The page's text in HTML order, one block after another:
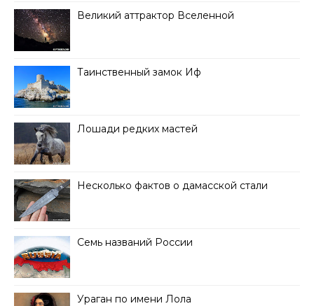
Великий аттрактор Вселенной
Таинственный замок Иф
Лошади редких мастей
Несколько фактов о дамасской стали
Семь названий России
Ураган по имени Лола